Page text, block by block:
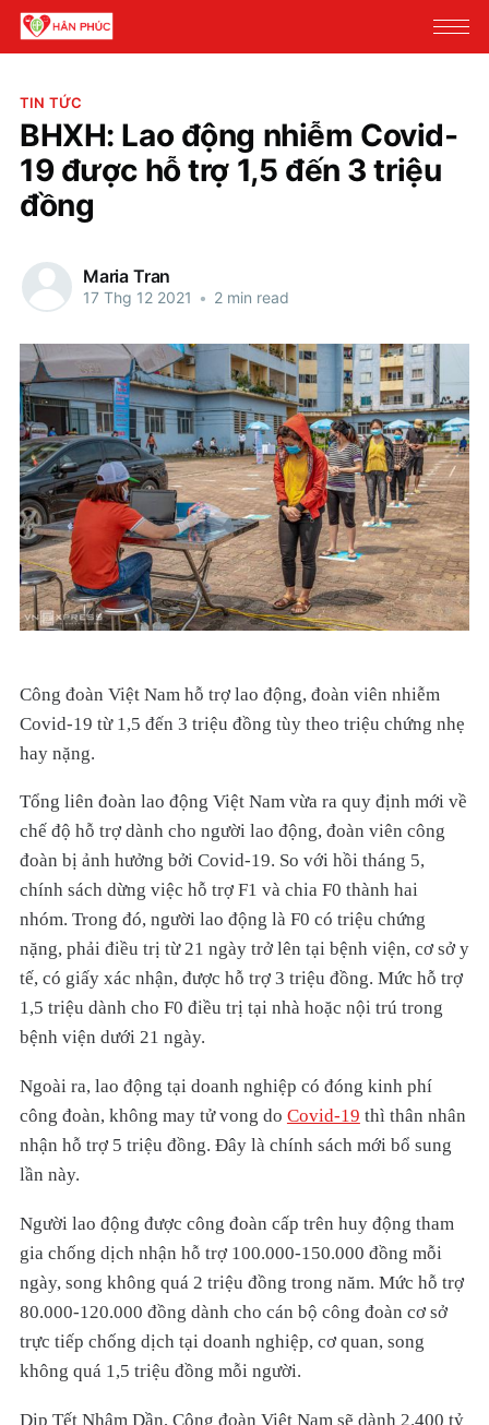
TIN TỨC
BHXH: Lao động nhiễm Covid-
19 được hỗ trợ 1,5 đến 3 triệu
đồng
Maria Tran
17 Thg 12 2021 • 2 min read
Công đoàn Việt Nam hỗ trợ lao động, đoàn viên nhiễm
Covid-19 từ 1,5 đến 3 triệu đồng tùy theo triệu chứng nhẹ
hay nặng.
Tổng liên đoàn lao động Việt Nam vừa ra quy định mới về
chế độ hỗ trợ dành cho người lao động, đoàn viên công
đoàn bị ảnh hưởng bởi Covid-19. So với hồi tháng 5,
chính sách dừng việc hỗ trợ F1 và chia F0 thành hai
nhóm. Trong đó, người lao động là F0 có triệu chứng
nặng, phải điều trị từ 21 ngày trở lên tại bệnh viện, cơ sở y
tế, có giấy xác nhận, được hỗ trợ 3 triệu đồng. Mức hỗ trợ
1,5 triệu dành cho F0 điều trị tại nhà hoặc nội trú trong
bệnh viện dưới 21 ngày.
Ngoài ra, lao động tại doanh nghiệp có đóng kinh phí
công đoàn, không may tử vong do Covid-19 thì thân nhân
nhận hỗ trợ 5 triệu đồng. Đây là chính sách mới bổ sung
lần này.
Người lao động được công đoàn cấp trên huy động tham
gia chống dịch nhận hỗ trợ 100.000-150.000 đồng mỗi
ngày, song không quá 2 triệu đồng trong năm. Mức hỗ trợ
80.000-120.000 đồng dành cho cán bộ công đoàn cơ sở
trực tiếp chống dịch tại doanh nghiệp, cơ quan, song
không quá 1,5 triệu đồng mỗi người.
Dịp Tết Nhâm Dần, Công đoàn Việt Nam sẽ dành 2.400 tỷ